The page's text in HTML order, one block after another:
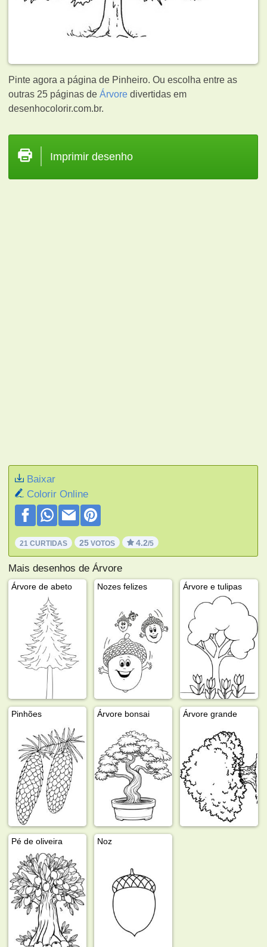
Pinte agora a página de Pinheiro. Ou escolha entre as
outras 25 páginas deÁrvore divertidas em
desenhocolorir.com.br.
Imprimir desenho
Baixar
Colorir Online
21 CURTIDAS 25 VOTOS 4.2/5
Mais desenhos de Árvore
Árvore de abeto Nozes felizes Árvore e tulipas
Pinhões Árvore bonsai Árvore grande
Pé de oliveira Noz